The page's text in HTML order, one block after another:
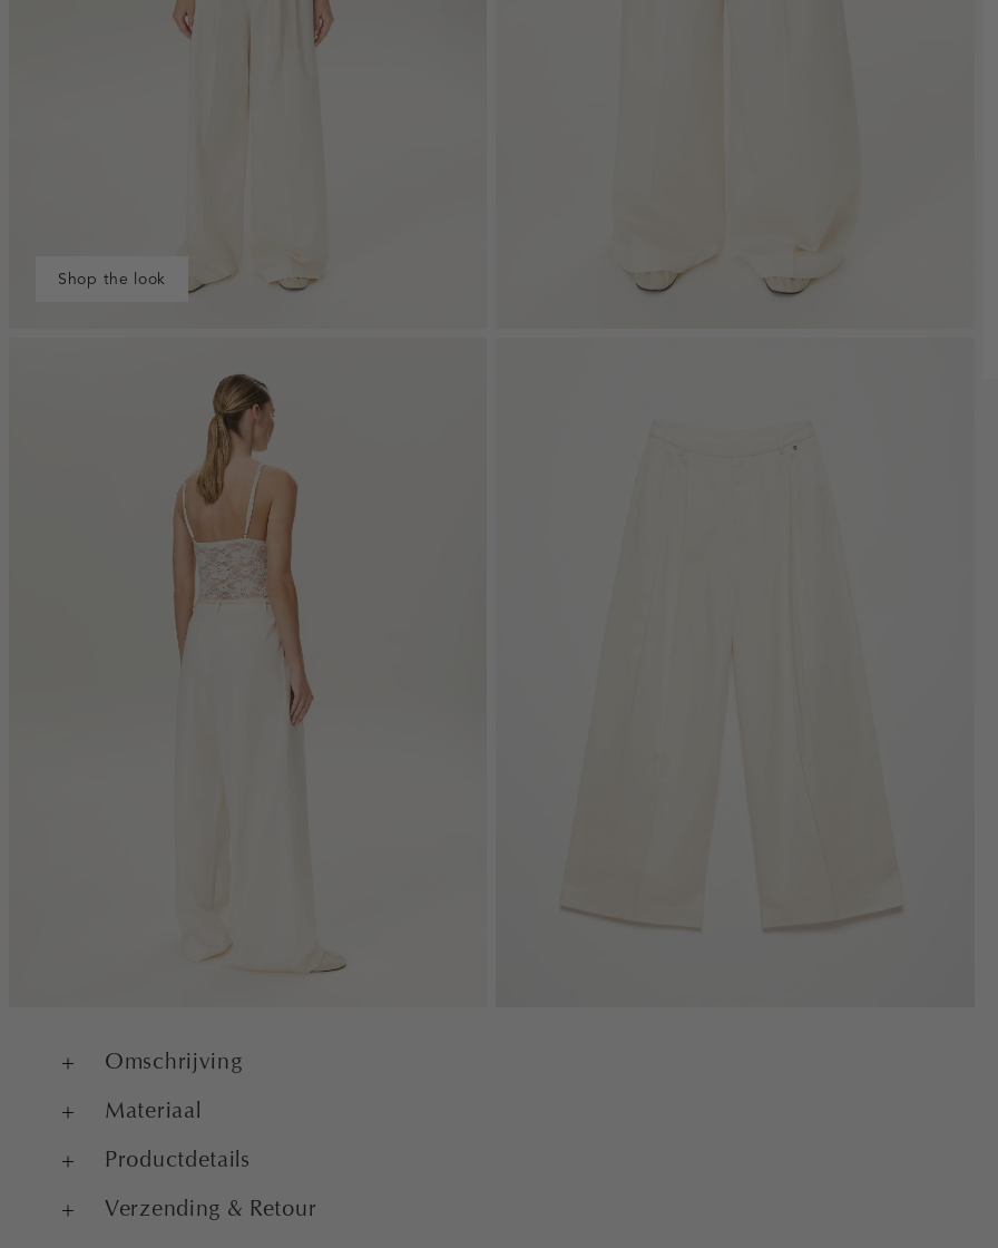
Shop the look
Omschrijving
Materiaal
Productdetails
Verzending & Retour